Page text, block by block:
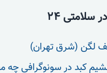
24
لگن (شرق تهران)
کبد در سونوگرافی چه